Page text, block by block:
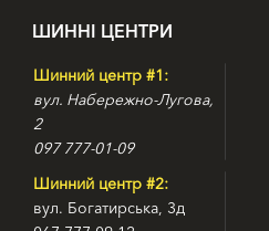
ШИННІ ЦЕНТРИ
Шинний центр #1:
вул. Набережно-Лугова,
2
097 777-01-09
Шинний центр #2:
вул. Богатирська, 3д